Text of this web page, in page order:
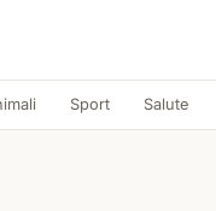
Sport Salute